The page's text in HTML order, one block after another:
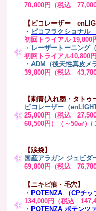
70,000円（税込 77,000
【ピコレーザー
・ ピコフラクショナル
初回トライアル 19,800
・ レーザートーニング
初回トライアル10,800
・ADM（後天性真皮メ
39,800円（税込 43,780
【刺青(入れ墨・タトゥ
ピコレーザー（
25,000円（税込
60,500円）（～50㎠）/
【涙袋】
国産アラガン ジュビダ
69,800円（税込 76,780
【ニキビ痕・毛穴】
・ POTENZA （CPチッ
134,000円（税込
・ POTENZA ポテンツ